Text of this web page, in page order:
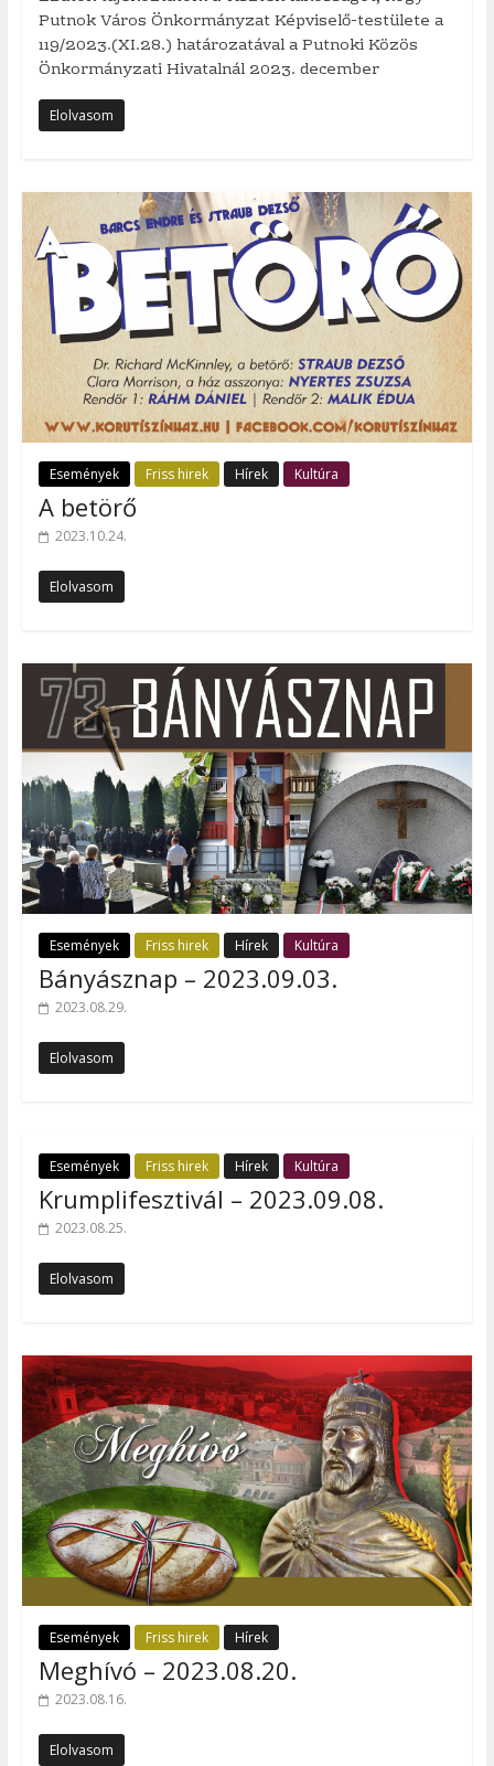
Putnok Város Önkormányzat Képviselő-testülete a
119/2023.(XI.28.) határozatával a Putnoki Közös
Önkormányzati Hivatalnál 2023. december
Elolvasom
Események Friss hirek Hírek Kultúra
A betörő
2023.10.24.
Elolvasom
Események Friss hirek Hírek Kultúra
Bányásznap – 2023.09.03.
2023.08.29.
Elolvasom
Események Friss hirek Hírek Kultúra
Krumplifesztivál – 2023.09.08.
2023.08.25.
Elolvasom
Események Friss hirek Hírek
Meghívó – 2023.08.20.
2023.08.16.
Elolvasom